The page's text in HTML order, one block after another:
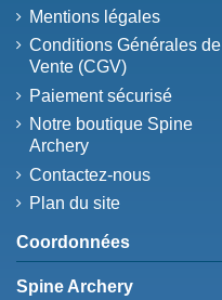
Mentions légales
Conditions Générales de
Vente (CGV)
Paiement sécurisé
Notre boutique Spine
Archery
Contactez-nous
Plan du site
Coordonnées
Spine Archery